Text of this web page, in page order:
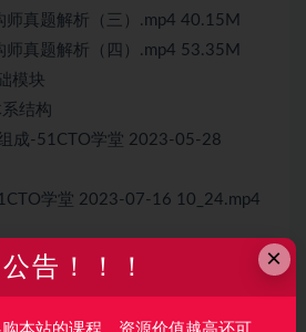
真题解析（三）.mp4 40.15M
真题解析（四）.mp4 53.35M
模块
结构
成-51CTO学堂 2023-05-28
学堂 2023-07-16 10_24.mp4
-51CTO学堂 2023-07-16
）-51CTO学堂 2023-07-16
×
公告！！！